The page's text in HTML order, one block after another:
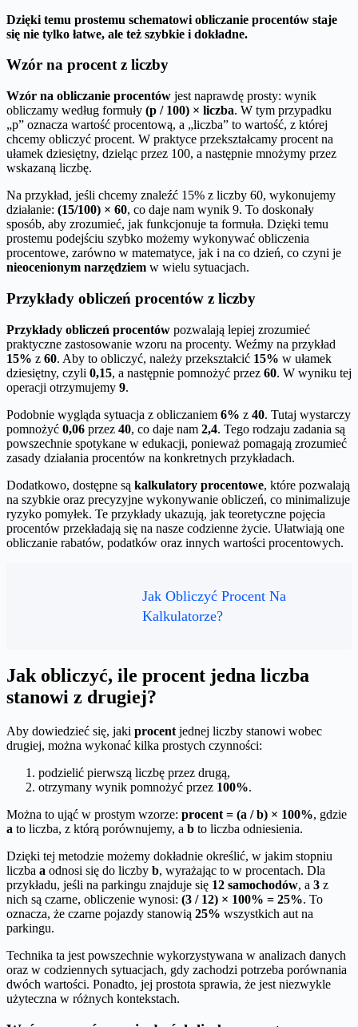
Dzięki temu prostemu schematowi obliczanie procentów staje
się nie tylko łatwe, ale też szybkie i dokładne.
Wzór na procent z liczby
Wzór na obliczanie procentów jest naprawdę prosty: wynik
obliczamy według formuły (p / 100) × liczba. W tym przypadku
„p” oznacza wartość procentową, a „liczba” to wartość, z której
chcemy obliczyć procent. W praktyce przekształcamy procent na
ułamek dziesiętny, dzieląc przez 100, a następnie mnożymy przez
wskazaną liczbę.
Na przykład, jeśli chcemy znaleźć 15% z liczby 60, wykonujemy
działanie: (15/100) × 60, co daje nam wynik 9. To doskonały
sposób, aby zrozumieć, jak funkcjonuje ta formuła. Dzięki temu
prostemu podejściu szybko możemy wykonywać obliczenia
procentowe, zarówno w matematyce, jak i na co dzień, co czyni je
nieocenionym narzędziem w wielu sytuacjach.
Przykłady obliczeń procentów z liczby
Przykłady obliczeń procentów pozwalają lepiej zrozumieć
praktyczne zastosowanie wzoru na procenty. Weźmy na przykład
15% z 60. Aby to obliczyć, należy przekształcić 15% w ułamek
dziesiętny, czyli 0,15, a następnie pomnożyć przez 60. W wyniku tej
operacji otrzymujemy 9.
Podobnie wygląda sytuacja z obliczaniem 6% z 40. Tutaj wystarczy
pomnożyć 0,06 przez 40, co daje nam 2,4. Tego rodzaju zadania są
powszechnie spotykane w edukacji, ponieważ pomagają zrozumieć
zasady działania procentów na konkretnych przykładach.
Dodatkowo, dostępne są kalkulatory procentowe, które pozwalają
na szybkie oraz precyzyjne wykonywanie obliczeń, co minimalizuje
ryzyko pomyłek. Te przykłady ukazują, jak teoretyczne pojęcia
procentów przekładają się na nasze codzienne życie. Ułatwiają one
obliczanie rabatów, podatków oraz innych wartości procentowych.
Jak Obliczyć Procent Na
Kalkulatorze?
Jak obliczyć, ile procent jedna liczba
stanowi z drugiej?
Aby dowiedzieć się, jaki procent jednej liczby stanowi wobec
drugiej, można wykonać kilka prostych czynności:
podzielić pierwszą liczbę przez drugą,
otrzymany wynik pomnożyć przez 100%.
Można to ująć w prostym wzorze: procent = (a / b) × 100%, gdzie
a to liczba, z którą porównujemy, a b to liczba odniesienia.
Dzięki tej metodzie możemy dokładnie określić, w jakim stopniu
liczba a odnosi się do liczby b, wyrażając to w procentach. Dla
przykładu, jeśli na parkingu znajduje się 12 samochodów, a 3 z
nich są czarne, obliczenie wynosi: (3 / 12) × 100% = 25%. To
oznacza, że czarne pojazdy stanowią 25% wszystkich aut na
parkingu.
Technika ta jest powszechnie wykorzystywana w analizach danych
oraz w codziennych sytuacjach, gdy zachodzi potrzeba porównania
dwóch wartości. Ponadto, jej prostota sprawia, że jest niezwykle
użyteczna w różnych kontekstach.